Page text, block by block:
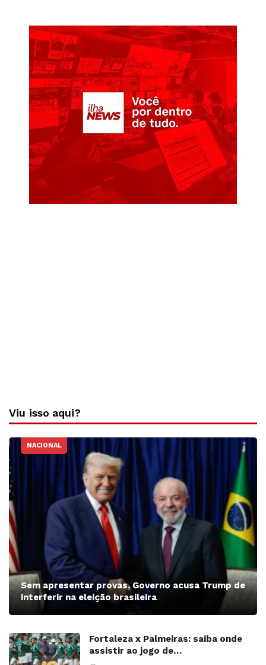
Viu isso aqui?
NACIONAL
Sem apresentar provas, Governo acusa Trump de
interferir na eleição brasileira
Fortaleza x Palmeiras: saiba onde
assistir ao jogo de…